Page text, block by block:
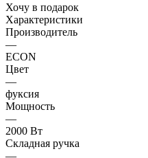
Хочу в подарок
Характеристики
Производитель
—
ECON
Цвет
—
фуксия
Мощность
—
2000 Вт
Складная ручка
—